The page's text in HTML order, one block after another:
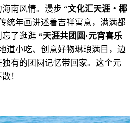
南风情。漫步 “文化汇天涯・椰
统年画讲述着吉祥寓意，满满都
忘了逛逛 “天涯共团圆·元宵喜乐
道小吃、创意好物琳琅满目，边
有的团圆记忆带回家。这个元
！